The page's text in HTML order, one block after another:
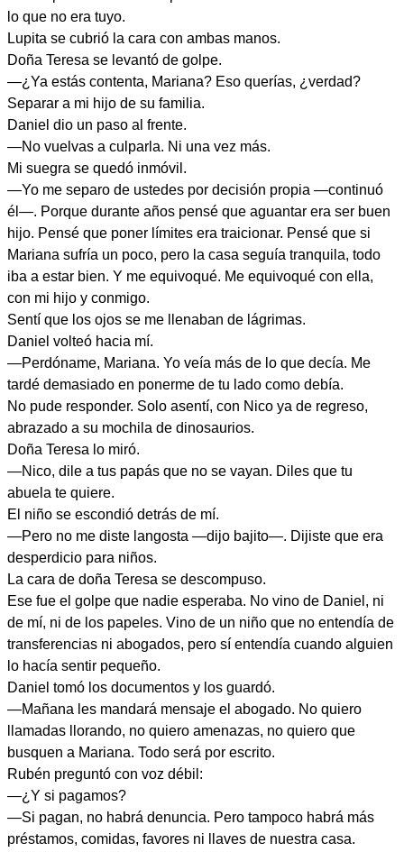
lo que no era tuyo.
Lupita se cubrió la cara con ambas manos.
Doña Teresa se levantó de golpe.
—¿Ya estás contenta, Mariana? Eso querías, ¿verdad?
Separar a mi hijo de su familia.
Daniel dio un paso al frente.
—No vuelvas a culparla. Ni una vez más.
Mi suegra se quedó inmóvil.
—Yo me separo de ustedes por decisión propia —continuó
él—. Porque durante años pensé que aguantar era ser buen
hijo. Pensé que poner límites era traicionar. Pensé que si
Mariana sufría un poco, pero la casa seguía tranquila, todo
iba a estar bien. Y me equivoqué. Me equivoqué con ella,
con mi hijo y conmigo.
Sentí que los ojos se me llenaban de lágrimas.
Daniel volteó hacia mí.
—Perdóname, Mariana. Yo veía más de lo que decía. Me
tardé demasiado en ponerme de tu lado como debía.
No pude responder. Solo asentí, con Nico ya de regreso,
abrazado a su mochila de dinosaurios.
Doña Teresa lo miró.
—Nico, dile a tus papás que no se vayan. Diles que tu
abuela te quiere.
El niño se escondió detrás de mí.
—Pero no me diste langosta —dijo bajito—. Dijiste que era
desperdicio para niños.
La cara de doña Teresa se descompuso.
Ese fue el golpe que nadie esperaba. No vino de Daniel, ni
de mí, ni de los papeles. Vino de un niño que no entendía de
transferencias ni abogados, pero sí entendía cuando alguien
lo hacía sentir pequeño.
Daniel tomó los documentos y los guardó.
—Mañana les mandará mensaje el abogado. No quiero
llamadas llorando, no quiero amenazas, no quiero que
busquen a Mariana. Todo será por escrito.
Rubén preguntó con voz débil:
—¿Y si pagamos?
—Si pagan, no habrá denuncia. Pero tampoco habrá más
préstamos, comidas, favores ni llaves de nuestra casa.